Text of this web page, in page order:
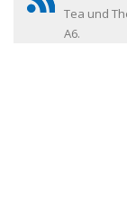
Tea und
A6.